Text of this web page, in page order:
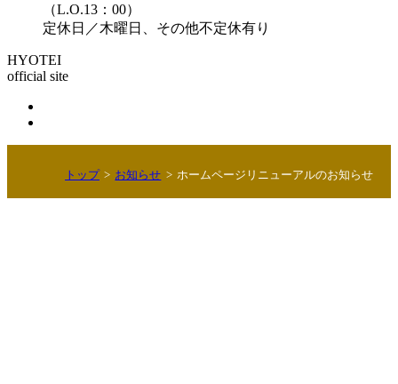
（L.O.13：00）
定休日／木曜日、その他不定休有り
HYOTEI
official site
トップ お知らせ ホームページリニューアルのお知らせ